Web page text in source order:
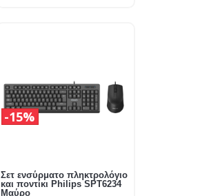
Σετ ενσύρματο πληκτρολόγιο
και ποντίκι Philips SPT6234
Μαύρο
15%